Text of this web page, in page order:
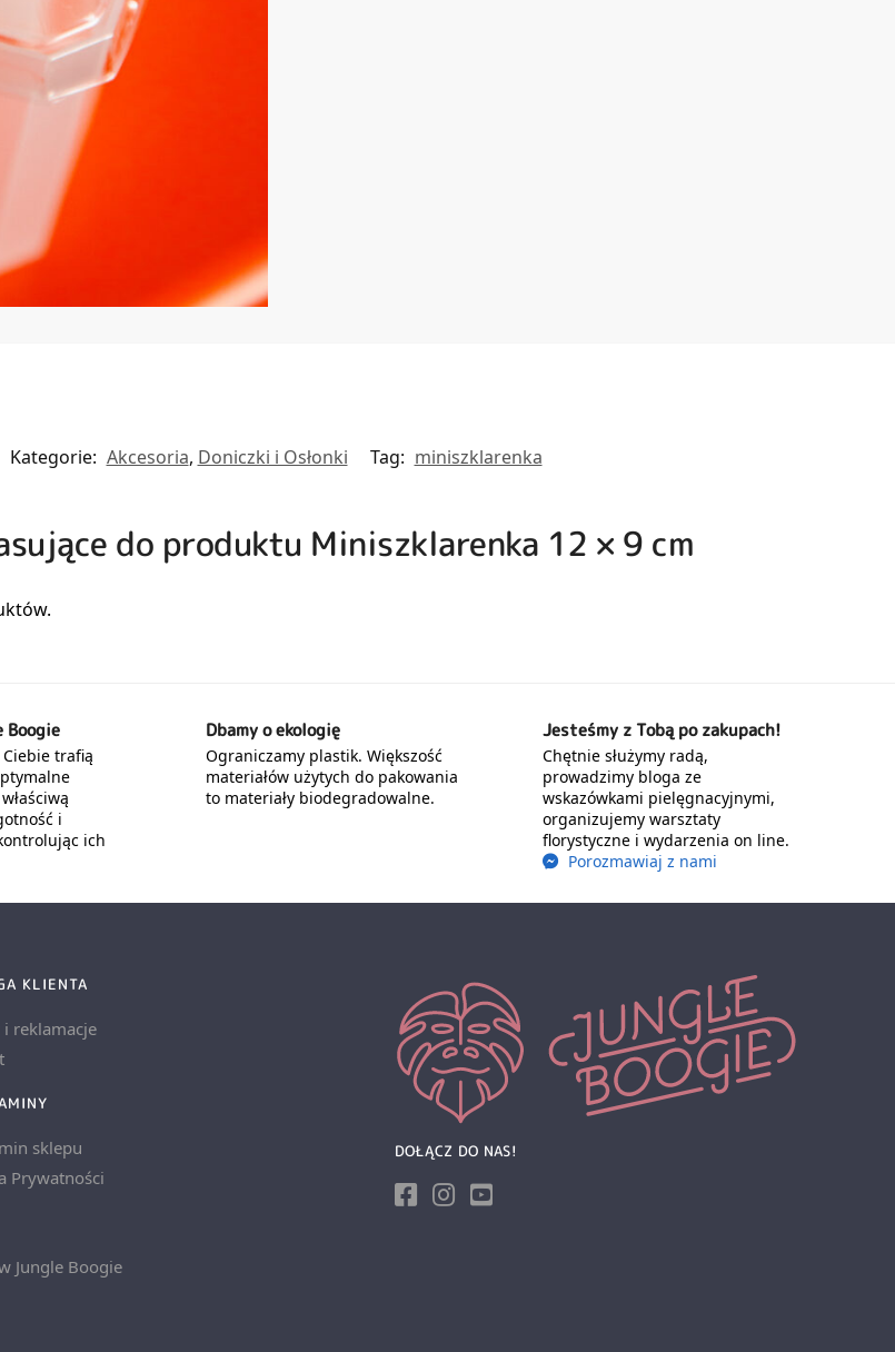
Kategorie: Akcesoria, Doniczki i Osłonki Tag: miniszklarenka
do produktu Miniszklarenka 12 × 9 cm
Boogie
trafią
i
ich
Dbamy o ekologię
Ograniczamy plastik. Większość
materiałów użytych do pakowania
to materiały biodegradowalne.
Jesteśmy z Tobą po zakupach!
Chętnie służymy radą,
prowadzimy bloga ze
wskazówkami pielęgnacyjnymi,
organizujemy warsztaty
florystyczne i wydarzenia on line.
Porozmawiaj z nami
KLIENTA
reklamacje
sklepu
Prywatności
Jungle Boogie
DOŁĄCZ DO NAS!